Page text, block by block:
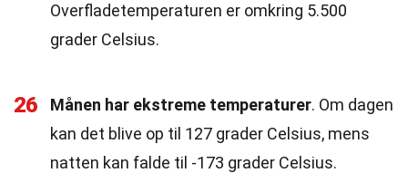
Overfladetemperaturen er omkring 5.500
grader Celsius.
26 Månen har ekstreme temperaturer. Om dagen
kan det blive op til 127 grader Celsius, mens
natten kan falde til -173 grader Celsius.